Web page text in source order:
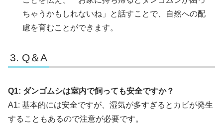
ちゃうかもしれないね」と話すことで、自然への配
慮を育むことができます。
Q＆A
Q1: ダンゴムシは室内で飼っても安全ですか？
A1: 基本的には安全ですが、湿気が多すぎるとカビが発生
することもあるので注意が必要です。